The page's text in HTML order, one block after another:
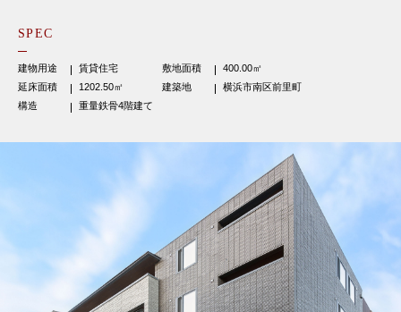
SPEC
建物用途 賃貸住宅 敷地面積
400.00㎡
延床面積
1202.50㎡ 建築地
横浜市南区前里町
構造
重量鉄骨4階建て